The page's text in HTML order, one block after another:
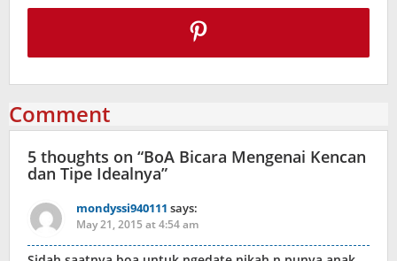
Comment
5 thoughts on “BoA Bicara Mengenai Kencan
dan Tipe Idealnya”
mondyssi940111 says:
May 21, 2015 at 4:54 am